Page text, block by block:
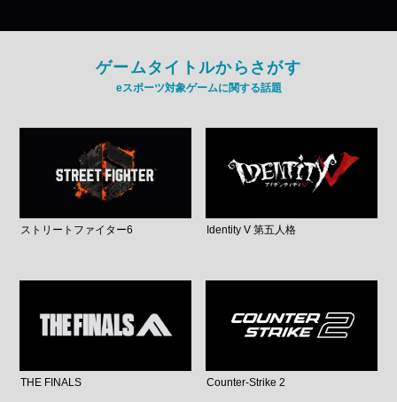
ゲームタイトルからさがす
eスポーツ対象ゲームに関する話題
ストリートファイター6 Identity V 第五人格
THE FINALS Counter-Strike 2